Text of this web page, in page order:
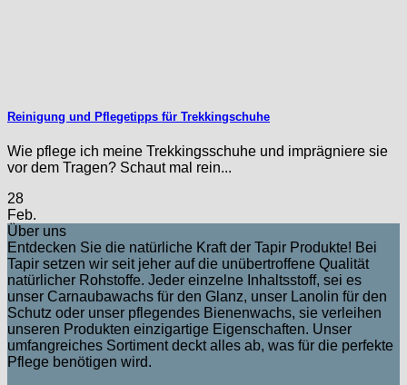
Reinigung und Pflegetipps für Trekkingschuhe
Wie pflege ich meine Trekkingsschuhe und imprägniere sie
vor dem Tragen? Schaut mal rein...
28
Feb.
Über uns
Entdecken Sie die natürliche Kraft der Tapir Produkte! Bei
Tapir setzen wir seit jeher auf die unübertroffene Qualität
natürlicher Rohstoffe. Jeder einzelne Inhaltsstoff, sei es
unser Carnaubawachs für den Glanz, unser Lanolin für den
Schutz oder unser pflegendes Bienenwachs, sie verleihen
unseren Produkten einzigartige Eigenschaften. Unser
umfangreiches Sortiment deckt alles ab, was für die perfekte
Pflege benötigen wird.